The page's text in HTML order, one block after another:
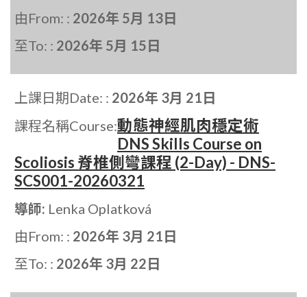
由From: : 2026年 5月 13日
至To: : 2026年 5月 15日
上課日期Date: : 2026年 3月 21日
課程名稱Course:動態神經肌肉穩定術
DNS Skills Course on
Scoliosis 脊椎側彎課程 (2-Day) - DNS-
SCS001-20260321
導師: Lenka Oplatková
由From: : 2026年 3月 21日
至To: : 2026年 3月 22日